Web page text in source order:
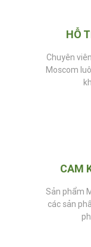
HỖ
Chuyên
Moscom
CAM
Sản phẩm
các sản